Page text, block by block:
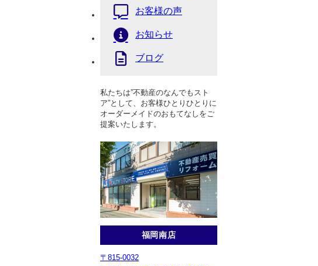
お客様の声
お知らせ
ブログ
私たちは”不動産のなんでもスト
ア”として、お客様ひとりひとりに
オーダーメイドのおもてなしをご
提案いたします。
福岡南店
〒815-0032